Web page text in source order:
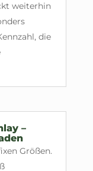
weiterhin
die
–
Größen.